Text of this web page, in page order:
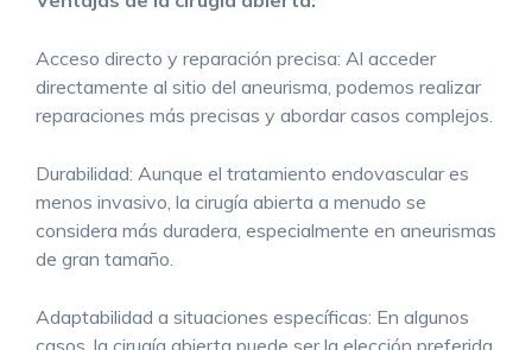
Acceso directo y reparación precisa: Al acceder
directamente al sitio del aneurisma, podemos realizar
reparaciones más precisas y abordar casos complejos.
Durabilidad: Aunque el tratamiento endovascular es
menos invasivo, la cirugía abierta a menudo se
considera más duradera, especialmente en aneurismas
de gran tamaño.
Adaptabilidad a situaciones específicas: En algunos
casos, la cirugía abierta puede ser la elección preferida